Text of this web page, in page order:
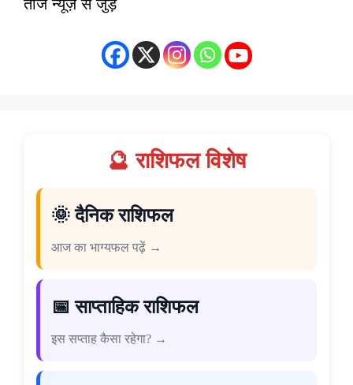
ताज न्यूज़ से जुड़ें
🔮 राशिफल विशेष
🌞 दैनिक राशिफल
आज का भाग्यफल पढ़ें →
📅 साप्ताहिक राशिफल
इस सप्ताह कैसा रहेगा? →